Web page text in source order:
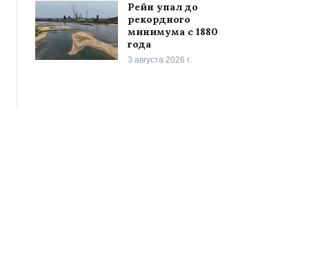
Рейн упал до
рекордного
минимума с 1880
года
3 августа 2026 г.